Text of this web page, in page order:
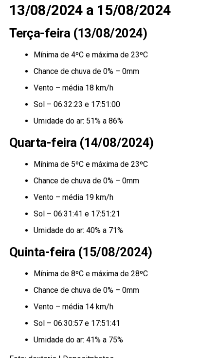
13/08/2024 a 15/08/2024
Terça-feira (13/08/2024)
Mínima de 4ºC e máxima de 23ºC
Chance de chuva de 0% – 0mm
Vento – média 18 km/h
Sol – 06:32:23 e 17:51:00
Umidade do ar: 51% a 86%
Quarta-feira (14/08/2024)
Mínima de 5ºC e máxima de 23ºC
Chance de chuva de 0% – 0mm
Vento – média 19 km/h
Sol – 06:31:41 e 17:51:21
Umidade do ar: 40% a 71%
Quinta-feira (15/08/2024)
Mínima de 8ºC e máxima de 28ºC
Chance de chuva de 0% – 0mm
Vento – média 14 km/h
Sol – 06:30:57 e 17:51:41
Umidade do ar: 41% a 75%